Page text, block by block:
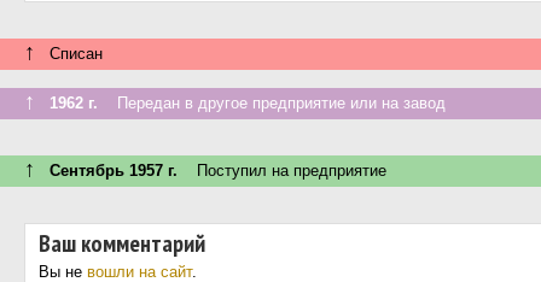
↑ Списан
↑ 1962 г. Передан в другое предприятие или на завод
↑ Сентябрь 1957 г. Поступил на предприятие
Ваш комментарий
Вы не вошли на сайт.